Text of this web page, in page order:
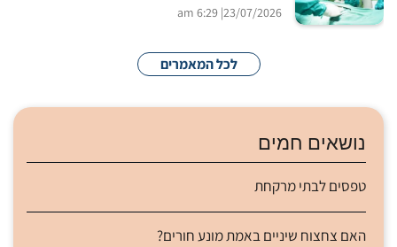
23/07/2026
| 6:29 am
לכל המאמרים
נושאים חמים
טפסים לבתי מרקחת
האם צחצוח שיניים באמת מונע חורים?